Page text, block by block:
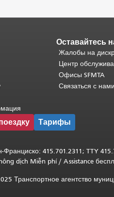
Оставайтесь
Жалобы на
Центр
Офисы SFMTA
Связаться с нами
Тарифы
415.701.2311; TTY
dịch Miễn phí/ Assistance
Транспортное агентство